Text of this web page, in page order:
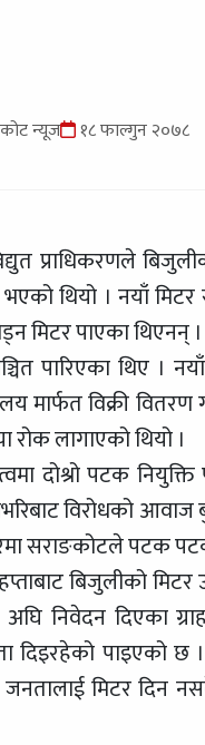
न्यूज १८ फाल्गुन २०७८
प्राधिकरणले
थियो । नयाँ
मिटर पाएका थिएनन्
पारिएका थिए ।
मार्फत विक्री
रोक लागाएको थियो ।
दोश्रो पटक
विरोधको आवाज
सराङकोटले पटक
बिजुलीको मिटर
निवेदन दिएका
दिइरहेको पाइएको
जनतालाई मिटर दिन